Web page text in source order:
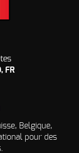
FR
Belgique,
pour des